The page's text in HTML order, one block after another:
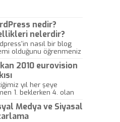
nedir?
nelerdir?
nasıl bir blog
olduğunu öğrenmeniz
2010 eurovision
yıl her şeye
1. beklerken 4. olan
bu yarışmada
olmadığını anlamıştır.
Medya ve Siyasal